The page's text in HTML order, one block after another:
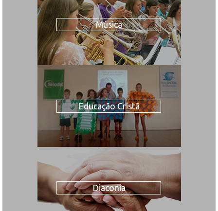
Música
Educação Cristã
Diaconia